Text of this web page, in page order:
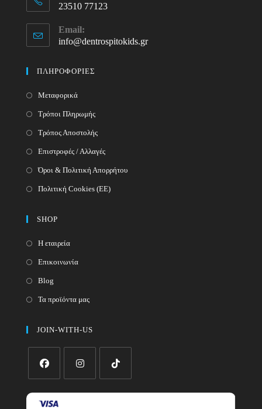
23510 77123
in
your
Email:
info@dentrospitokids.grOpens
ΠΛΗΡΟΦΟΡΙΕΣ
Μεταφορικά
Τρόποι Πληρωμής
Τρόπος Αποστολής
Επιστροφές / Αλλαγές
Όροι & Πολιτική Απορρήτου
Πολιτική Cookies (ΕΕ)
SHOP
Η εταιρεία
Επικοινωνία
Blog
Τα προϊόντα μας
JOIN-WITH-US